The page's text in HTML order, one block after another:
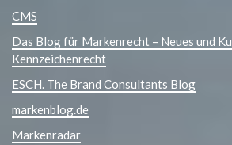
CMS
Das Blog für Markenrecht – Neues und
Kennzeichenrecht
ESCH. The Brand Consultants Blog
markenblog.de
Markenradar